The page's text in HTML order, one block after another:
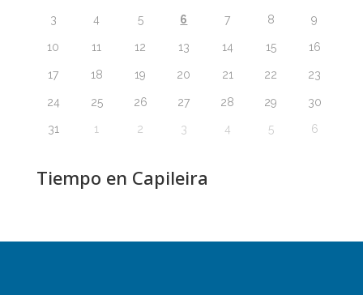
3 4 5 6 7 8 9
10 11 12 13 14 15 16
17 18 19 20 21 22 23
24 25 26 27 28 29 30
31 1 2 3 4 5 6
Tiempo en Capileira